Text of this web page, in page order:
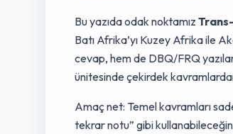
Bu yazıda odak noktamız
Batı Afrika’yı Kuzey Afrika ile
cevap, hem de DBQ/FRQ
ünitesinde çekirdek
Amaç net: Temel kavramları
tekrar notu” gibi